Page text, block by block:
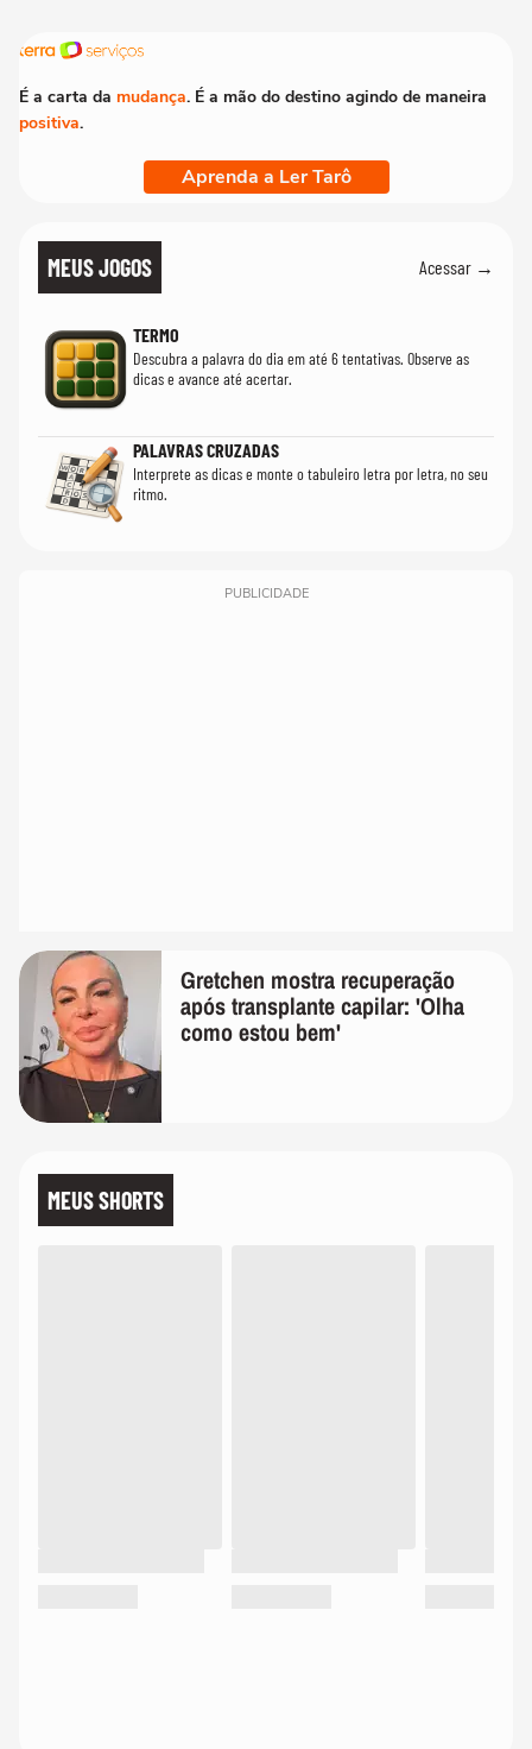
É a carta da mudança. É a mão do destino agindo de maneira
positiva.
Aprenda a Ler Tarô
MEUS JOGOS Acessar →
TERMO
Descubra a palavra do dia em até 6 tentativas. Observe as
dicas e avance até acertar.
PALAVRAS CRUZADAS
Interprete as dicas e monte o tabuleiro letra por letra, no seu
ritmo.
PUBLICIDADE
Gretchen mostra recuperação
após transplante capilar: 'Olha
como estou bem'
MEUS SHORTS